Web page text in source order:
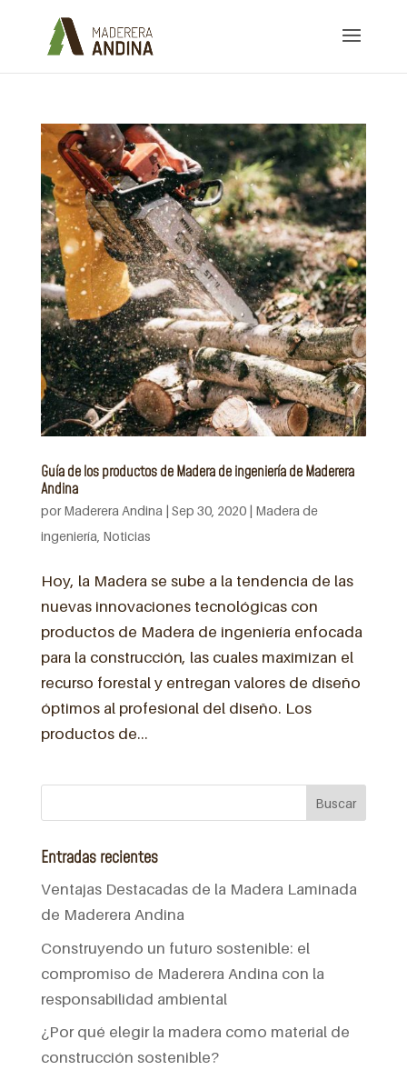
Guía de los productos de Madera de ingeniería de Maderera
Andina
porMaderera Andina | Sep 30, 2020| Madera de
ingeniería Noticias
Hoy, la Madera se sube a la tendencia de las
nuevas innovaciones tecnológicas con
productos de Madera de ingeniería enfocada
para la construcción, las cuales maximizan el
recurso forestal y entregan valores de diseño
óptimos al profesional del diseño. Los
productos de...
Entradas recientes
Ventajas Destacadas de la Madera Laminada
de Maderera Andina
Construyendo un futuro sostenible: el
compromiso de Maderera Andina con la
responsabilidad ambiental
¿Por qué elegir la madera como material de
construcción sostenible?